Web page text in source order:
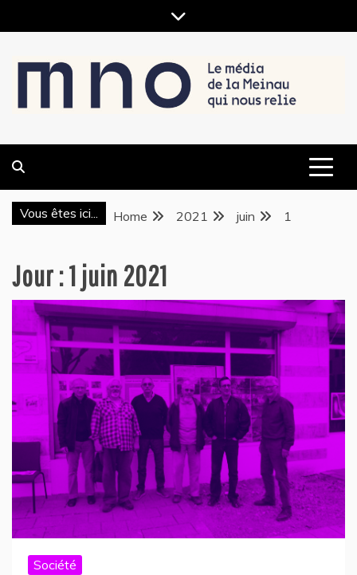
to
Vous êtes ici... Home 2021 juin 1
Jour :1 juin 2021
Société